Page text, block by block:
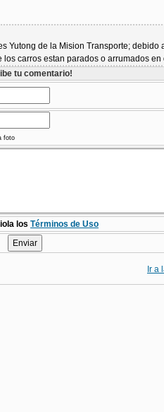
Yutong de la Mision Transporte; debido
carros estan parados o arrumados en
tu comentario!
foto
los Términos de Uso
Ir a